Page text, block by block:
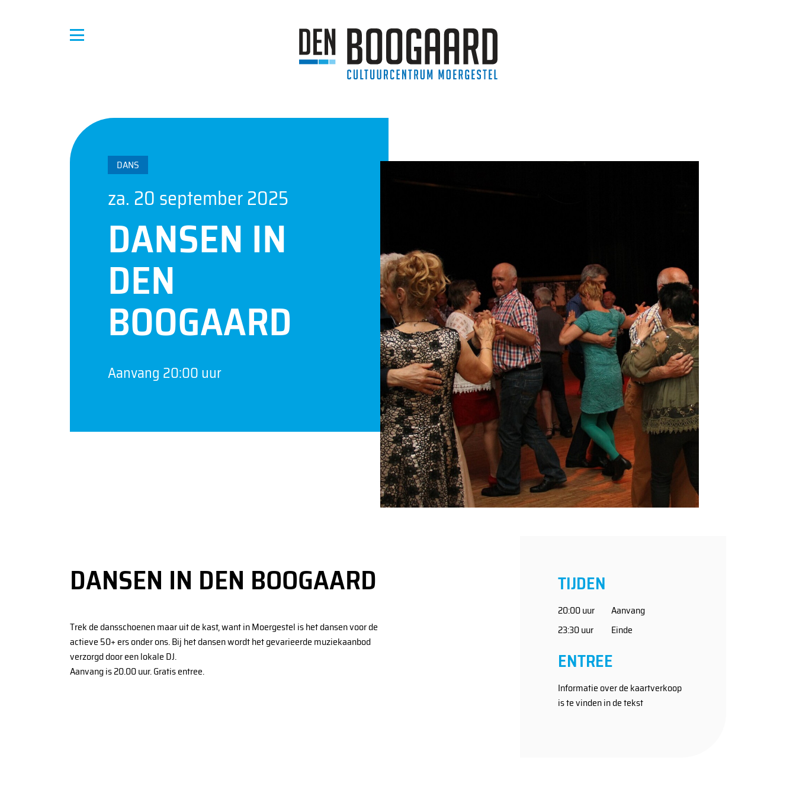
Programma
Over Den Boogaard
Verenigingen
DANS
za. 20 september 2025
DANSEN IN
DEN
BOOGAARD
Aanvang 20:00 uur
TIJDEN
20:00 uur
Aanvang
23:30 uur
Einde
ENTREE
Informatie over de kaartverkoop
is te vinden in de tekst
DANSEN IN DEN BOOGAARD
Trek de dansschoenen maar uit de kast, want in Moergestel is het dansen voor de
actieve 50+ ers onder ons. Bij het dansen wordt het gevarieerde muziekaanbod
verzorgd door een lokale DJ.
Aanvang is 20.00 uur. Gratis entree.